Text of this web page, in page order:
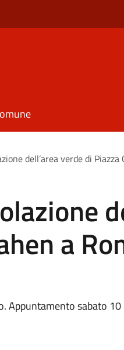
dell’area verde di Piazza
a
Appuntamento sabato